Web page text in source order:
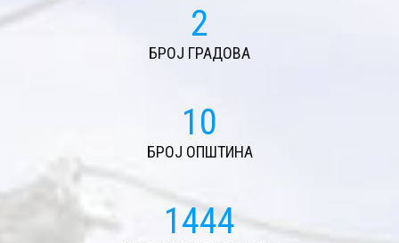
2
БРОЈ ГРАДОВА
11
БРОЈ ОПШТИНА
1570